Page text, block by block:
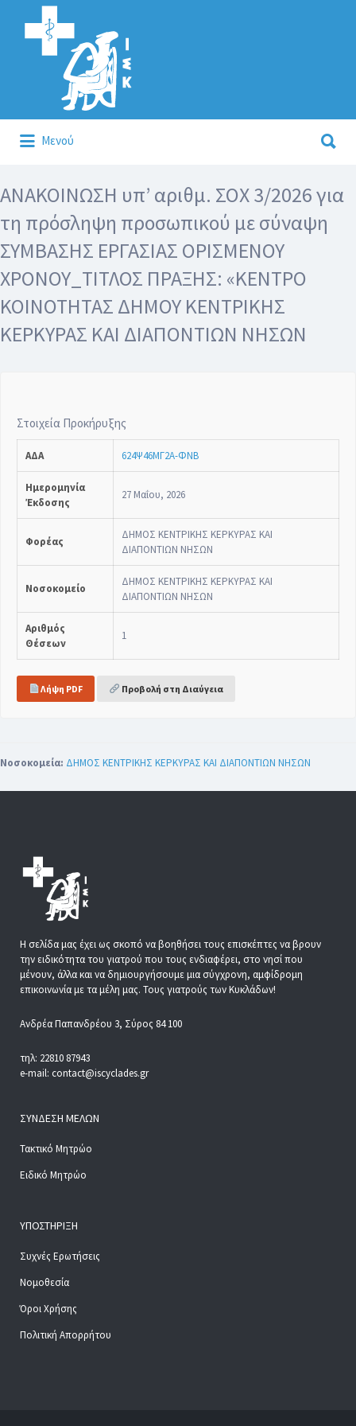
Αναζήτηση
για:
Μενού
για:
ΑΝΑΚΟΙΝΩΣΗ υπ’ αριθμ. ΣΟΧ 3/2026 για
τη πρόσληψη προσωπικού με σύναψη
ΣΥΜΒΑΣΗΣ ΕΡΓΑΣΙΑΣ ΟΡΙΣΜΕΝΟΥ
ΧΡΟΝΟΥ_ΤΙΤΛΟΣ ΠΡΑΞΗΣ: «ΚΕΝΤΡΟ
ΚΟΙΝΟΤΗΤΑΣ ΔΗΜΟΥ ΚΕΝΤΡΙΚΗΣ
ΚΕΡΚΥΡΑΣ ΚΑΙ ΔΙΑΠΟΝΤΙΩΝ ΝΗΣΩΝ
Στοιχεία Προκήρυξης
ΑΔΑ 624Ψ46ΜΓ2Α-ΦΝΒ
Ημερομηνία
Έκδοσης
27 Μαΐου, 2026
Φορέας
ΔΗΜΟΣ ΚΕΝΤΡΙΚΗΣ ΚΕΡΚΥΡΑΣ ΚΑΙ
ΔΙΑΠΟΝΤΙΩΝ ΝΗΣΩΝ
Νοσοκομείο
ΔΗΜΟΣ ΚΕΝΤΡΙΚΗΣ ΚΕΡΚΥΡΑΣ ΚΑΙ
ΔΙΑΠΟΝΤΙΩΝ ΝΗΣΩΝ
Αριθμός
Θέσεων
1
Λήψη PDF Προβολή στη Διαύγεια
Νοσοκομεία: ΔΗΜΟΣ ΚΕΝΤΡΙΚΗΣ ΚΕΡΚΥΡΑΣ ΚΑΙ ΔΙΑΠΟΝΤΙΩΝ ΝΗΣΩΝ
Η σελίδα μας έχει ως σκοπό να βοηθήσει τους επισκέπτες να βρουν
την ειδικότητα του γιατρού που τους ενδιαφέρει, στο νησί που
μένουν, άλλα και να δημιουργήσουμε μια σύγχρονη, αμφίδρομη
επικοινωνία με τα μέλη μας. Τους γιατρούς των Κυκλάδων!
Ανδρέα Παπανδρέου 3, Σύρος 84 100
τηλ: 22810 87943
e-mail: contact@iscyclades.gr
ΣΎΝΔΕΣΗ ΜΕΛΏΝ
Τακτικό Μητρώο
Ειδικό Μητρώο
ΥΠΟΣΤΉΡΙΞΗ
Συχνές Ερωτήσεις
Νομοθεσία
Όροι Χρήσης
Πολιτική Απορρήτου